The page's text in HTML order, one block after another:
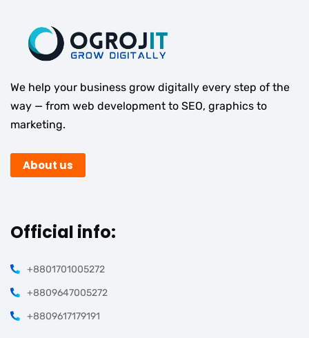
We help your business grow digitally every step of the
way — from web development to SEO, graphics to
marketing.
About us
Official info:
+8801701005272
+8809647005272
+8809617179191